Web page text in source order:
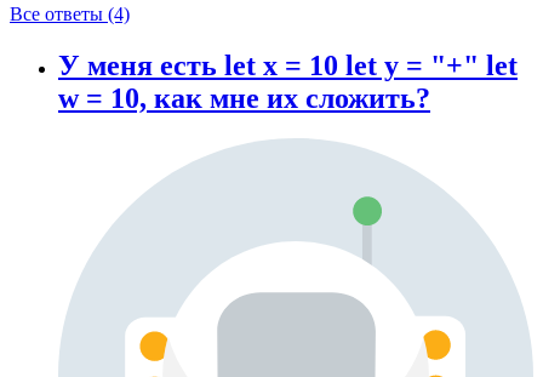
Все ответы (4)
У меня есть let x = 10 let y = "+" let
w = 10, как мне их сложить?